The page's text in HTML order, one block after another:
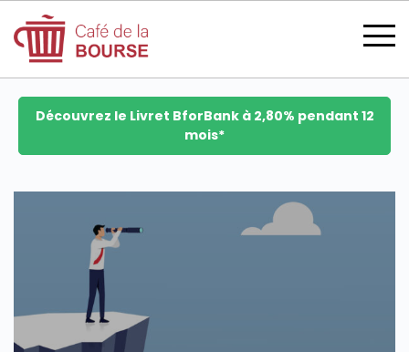
se connecter
Découvrez le Livret BforBank à 2,80% pendant 12
mois*